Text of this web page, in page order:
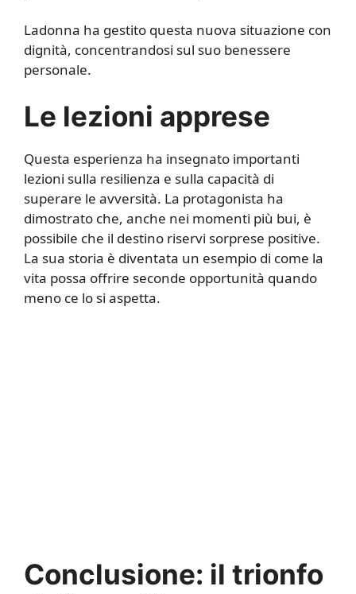
Ladonna ha gestito questa nuova situazione con
dignità, concentrandosi sul suo benessere
personale.
Le lezioni apprese
Questa esperienza ha insegnato importanti
lezioni sulla resilienza e sulla capacità di
superare le avversità. La protagonista ha
dimostrato che, anche nei momenti più bui, è
possibile che il destino riservi sorprese positive.
La sua storia è diventata un esempio di come la
vita possa offrire seconde opportunità quando
meno ce lo si aspetta.
Conclusione: il trionfo